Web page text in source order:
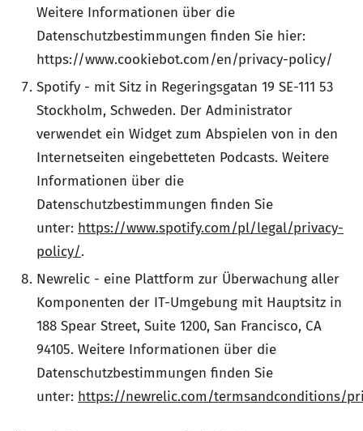
Weitere Informationen über die
Datenschutzbestimmungen finden Sie hier:
https://www.cookiebot.com/en/privacy-policy/
Spotify - mit Sitz in Regeringsgatan 19 SE-111 53
Stockholm, Schweden. Der Administrator
verwendet ein Widget zum Abspielen von in den
Internetseiten eingebetteten Podcasts. Weitere
Informationen über die
Datenschutzbestimmungen finden Sie
unter: https://www.spotify.com/pl/legal/privacy-
policy/.
Newrelic - eine Plattform zur Überwachung aller
Komponenten der IT-Umgebung mit Hauptsitz in
188 Spear Street, Suite 1200, San Francisco, CA
94105. Weitere Informationen über die
Datenschutzbestimmungen finden Sie
unter: https://newrelic.com/termsandconditions/